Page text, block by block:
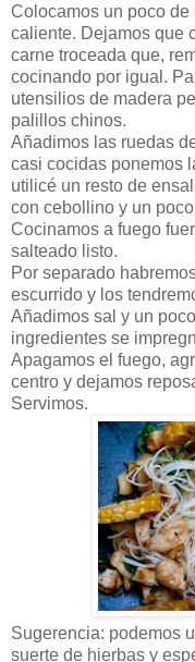
Colocamos un poco
caliente. Dejamos que
carne troceada que,
cocinando por igual.
utensilios de madera
palillos chinos.
Añadimos las ruedas
casi cocidas ponemos
utilicé un resto de
con cebollino y un
Cocinamos a fuego
salteado listo.
Por separado
escurrido y los
Añadimos sal y un
ingredientes se
Apagamos el fuego,
centro y dejamos
Servimos.
Sugerencia: podemos
suerte de hierbas y